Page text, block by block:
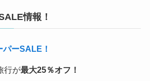
情報！
ーSALE！
行が最大25％オフ！